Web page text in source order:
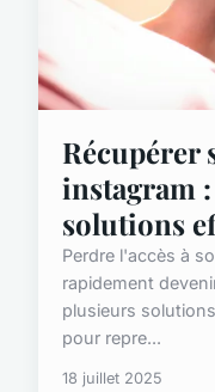
Récupérer
instagram
solutions
Perdre l'accès à
rapidement
plusieurs
pour repre...
18 juillet 2025